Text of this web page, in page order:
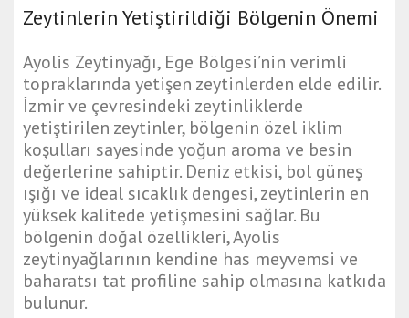
Zeytinlerin Yetiştirildiği Bölgenin Önemi
Ayolis Zeytinyağı, Ege Bölgesi’nin verimli
topraklarında yetişen zeytinlerden elde edilir.
İzmir ve çevresindeki zeytinliklerde
yetiştirilen zeytinler, bölgenin özel iklim
koşulları sayesinde yoğun aroma ve besin
değerlerine sahiptir. Deniz etkisi, bol güneş
ışığı ve ideal sıcaklık dengesi, zeytinlerin en
yüksek kalitede yetişmesini sağlar. Bu
bölgenin doğal özellikleri, Ayolis
zeytinyağlarının kendine has meyvemsi ve
baharatsı tat profiline sahip olmasına katkıda
bulunur.